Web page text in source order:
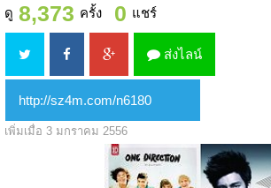
ดู 8,373 ครั้ง 0 แชร์
ส่งไลน์
เพิ่มเมื่อ 3 มกราคม 2556